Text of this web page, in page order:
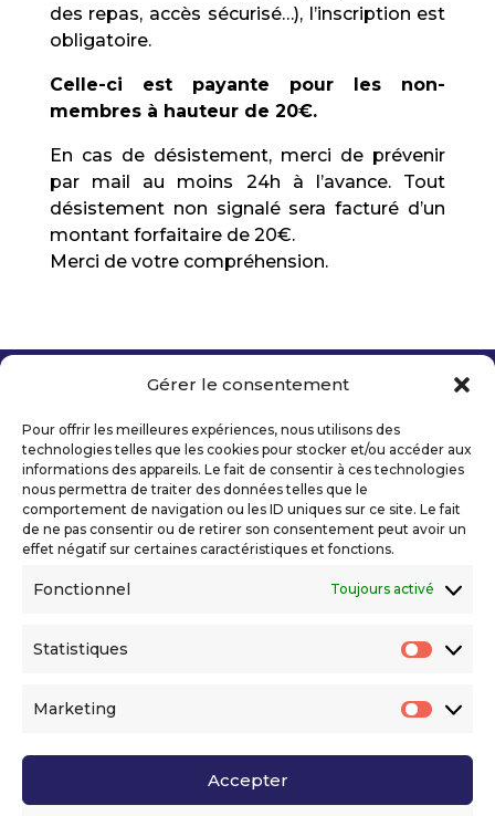
Gérer le consentement
Pour offrir les meilleures expériences, nous utilisons des
technologies telles que les cookies pour stocker et/ou accéder aux
informations des appareils. Le fait de consentir à ces technologies
nous permettra de traiter des données telles que le
comportement de navigation ou les ID uniques sur ce site. Le fait
de ne pas consentir ou de retirer son consentement peut avoir un
effet négatif sur certaines caractéristiques et fonctions.
Fonctionnel Toujours activé
Statistiques
Marketing
Accepter
des repas, accès sécurisé…), l’inscription est
obligatoire.
Celle-ci est payante pour les non-
membres à hauteur de 20€.
En cas de désistement, merci de prévenir
par mail au moins 24h à l’avance. Tout
désistement non signalé sera facturé d’un
montant forfaitaire de 20€.
Merci de votre compréhension.
Mentions légales
Politique de confidentialité
Déclaration d’accessibilité numérique
Ils nous soutiennent
Voir l’ensemble de nos partenaires